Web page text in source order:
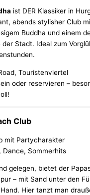
ist DER Klassiker in
abends stylisher Club
Buddha und einem
Stadt. Ideal zum
Touristenviertel
oder reservieren –
Club
mit Partycharakter
Dance, Sommerhits
gelegen, bietet der
– mit Sand unter den
Hier tanzt man